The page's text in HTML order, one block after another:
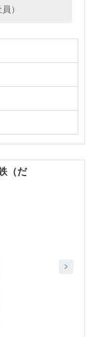
）
（だ